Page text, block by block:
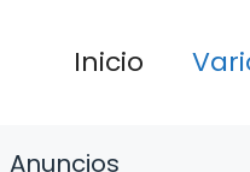
Inicio
Anuncios